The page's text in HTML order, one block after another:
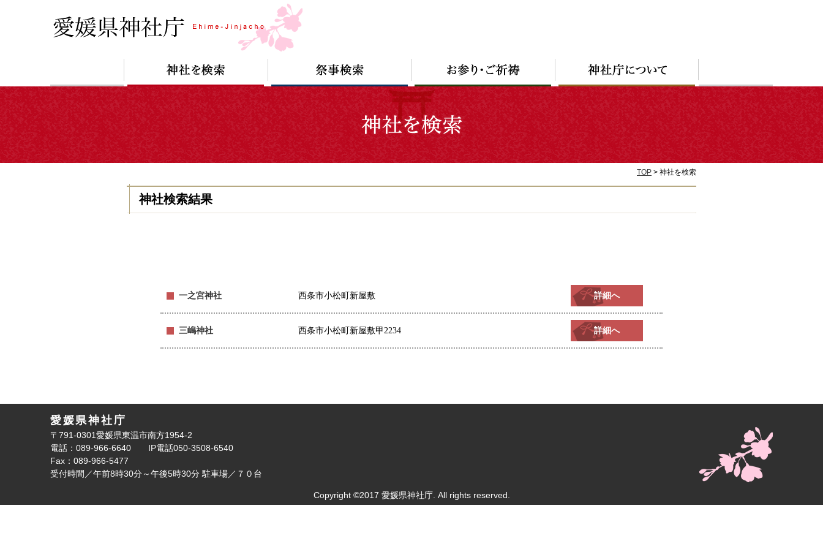
TOP > 神社を検索
神社検索結果
一之宮神社 西条市小松町新屋敷 詳細へ
三嶋神社 西条市小松町新屋敷甲2234 詳細へ
愛媛県神社庁
〒791-0301愛媛県東温市南方1954-2
電話：089-966-6640 IP電話050-3508-6540
Fax：089-966-5477
受付時間／午前8時30分～午後5時30分 駐車場／７０台
Copyright ©2017 愛媛県神社庁. All rights reserved.